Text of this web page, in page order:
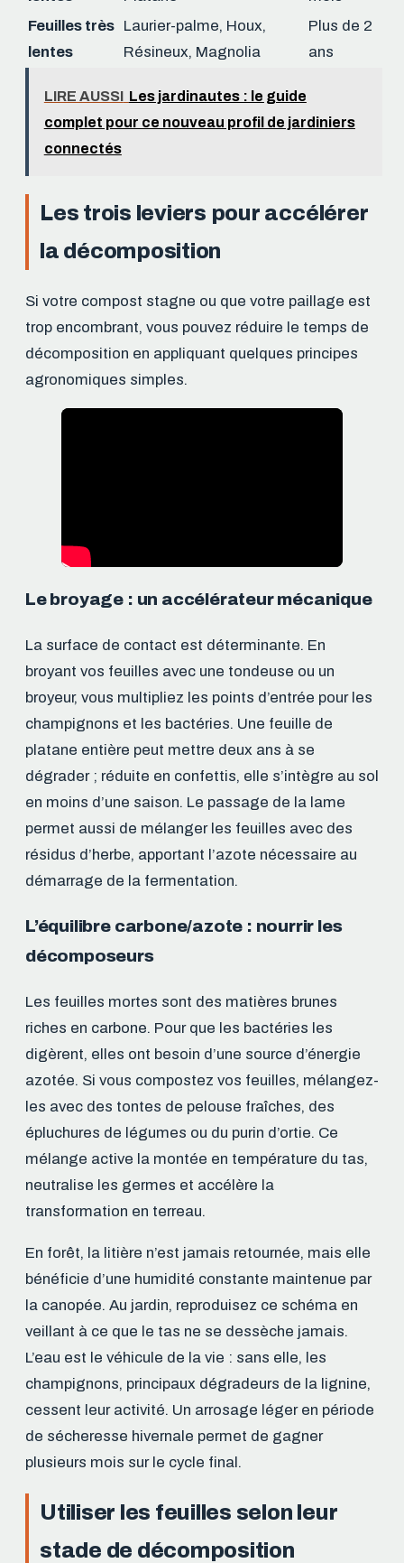
Feuilles très
lentes
Laurier-palme, Houx,
Résineux, Magnolia
Plus de 2
ans
LIRE AUSSI Les jardinautes : le guide
complet pour ce nouveau profil de jardiniers
connectés
Les trois leviers pour accélérer
la décomposition
Si votre compost stagne ou que votre paillage est
trop encombrant, vous pouvez réduire le temps de
décomposition en appliquant quelques principes
agronomiques simples.
Le broyage : un accélérateur mécanique
La surface de contact est déterminante. En
broyant vos feuilles avec une tondeuse ou un
broyeur, vous multipliez les points d’entrée pour les
champignons et les bactéries. Une feuille de
platane entière peut mettre deux ans à se
dégrader ; réduite en confettis, elle s’intègre au sol
en moins d’une saison. Le passage de la lame
permet aussi de mélanger les feuilles avec des
résidus d’herbe, apportant l’azote nécessaire au
démarrage de la fermentation.
L’équilibre carbone/azote : nourrir les
décomposeurs
Les feuilles mortes sont des matières brunes
riches en carbone. Pour que les bactéries les
digèrent, elles ont besoin d’une source d’énergie
azotée. Si vous compostez vos feuilles, mélangez-
les avec des tontes de pelouse fraîches, des
épluchures de légumes ou du purin d’ortie. Ce
mélange active la montée en température du tas,
neutralise les germes et accélère la
transformation en terreau.
En forêt, la litière n’est jamais retournée, mais elle
bénéficie d’une humidité constante maintenue par
la canopée. Au jardin, reproduisez ce schéma en
veillant à ce que le tas ne se dessèche jamais.
L’eau est le véhicule de la vie : sans elle, les
champignons, principaux dégradeurs de la lignine,
cessent leur activité. Un arrosage léger en période
de sécheresse hivernale permet de gagner
plusieurs mois sur le cycle final.
Utiliser les feuilles selon leur
stade de décomposition